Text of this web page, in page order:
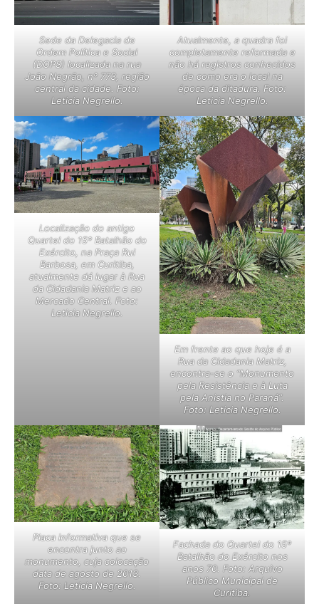
Sede da Delegacia de
Ordem Política e Social
(DOPS) localizada na rua
João Negrão, nº 773, região
central da cidade. Foto:
Leticia Negrello.
Atualmente, a quadra foi
completamente reformada e
não há registros conhecidos
de como era o local na
época da ditadura. Foto:
Leticia Negrello.
Localização do antigo
Quartel do 15º Batalhão do
Exército, na Praça Rui
Barbosa, em Curitiba,
atualmente dá lugar à Rua
da Cidadania Matriz e ao
Mercado Central. Foto:
Leticia Negrello.
Em frente ao que hoje é a
Rua da Cidadania Matriz,
encontra-se o “Monumento
pela Resistência e à Luta
pela Anistia no Paraná”.
Foto: Leticia Negrello.
Placa informativa que se
encontra junto ao
monumento, cuja colocação
data de agosto de 2013.
Foto: Leticia Negrello.
Fachada do Quartel do 15º
Batalhão do Exército nos
anos 70. Foto: Arquivo
Público Municipal de
Curitiba.